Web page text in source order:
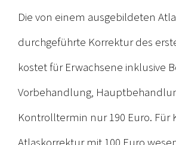
Die von einem ausgebildeten
durchgeführte Korrektur des
kostet für Erwachsene inklusive
Vorbehandlung,
Kontrolltermin nur 190 Euro. Für